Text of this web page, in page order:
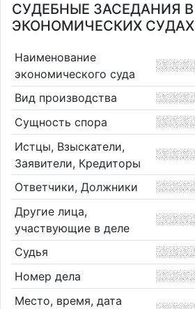
СУДЕБНЫЕ ЗАСЕДАНИЯ В
ЭКОНОМИЧЕСКИХ СУДАХ
Наименование
экономического суда
Вид производства
Сущность спора
Истцы, Взыскатели,
Заявители, Кредиторы
Ответчики, Должники
Другие лица,
участвующие в деле
Судья
Номер дела
Место, время, дата